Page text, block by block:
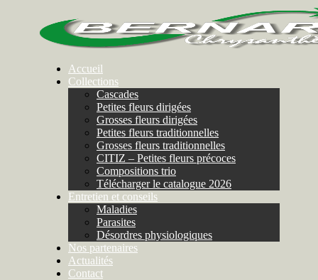
Accueil
Collections
Cascades
Petites fleurs dirigées
Grosses fleurs dirigées
Petites fleurs traditionnelles
Grosses fleurs traditionnelles
CITIZ – Petites fleurs précoces
Compositions trio
Télécharger le catalogue 2026
Entretien et conseils
Maladies
Parasites
Désordres physiologiques
Nos partenaires
Actualités
Contact